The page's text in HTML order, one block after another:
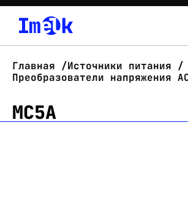
О нас
Новости
Главная
Источники питания
Преобразователи напряжения
МС5А